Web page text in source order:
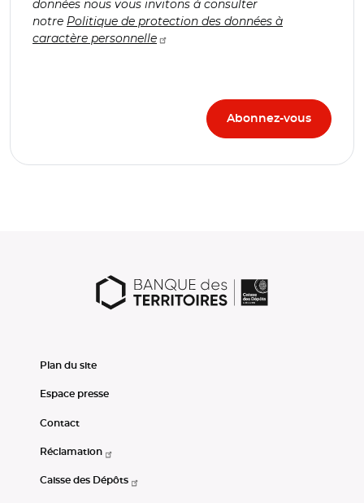
données nous vous invitons à consulter
notre Politique de protection des données à
caractère personnelle
Plan du site
Espace presse
Contact
Réclamation
Caisse des Dépôts